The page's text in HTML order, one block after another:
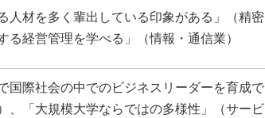
人材を多く輩出している印象がある」（精密
る経営管理を学べる」（情報・通信業）
国際社会の中でのビジネスリーダーを育成で
、「大規模大学ならではの多様性」（サービ